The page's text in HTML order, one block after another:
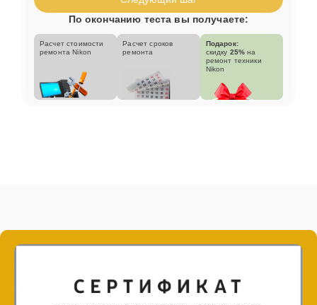
По окончанию теста вы получаете:
Расчет стоимости
ремонта Nikon
Расчет сроков
ремонта
Подарок:
скидку 25% на
ремонт техники
Nikon